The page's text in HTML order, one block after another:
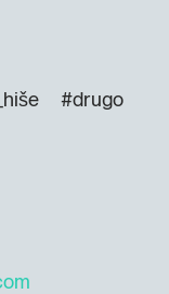
#drugo